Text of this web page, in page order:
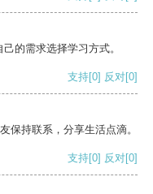
的需求选择学习方式。
支持[0] 反对[0]
保持联系，分享生活点滴。
支持[0] 反对[0]